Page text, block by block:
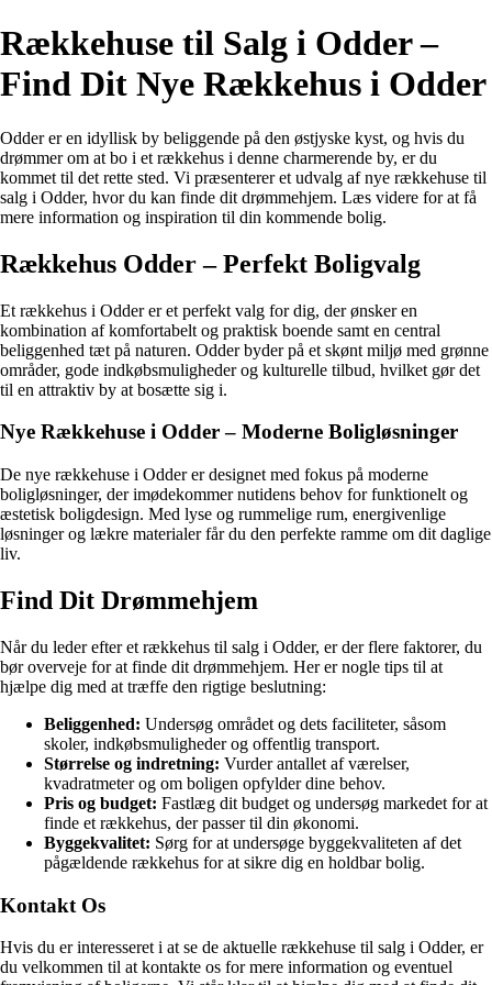
Rækkehuse til Salg i Odder –
Find Dit Nye Rækkehus i Odder
Odder er en idyllisk by beliggende på den østjyske kyst, og hvis du
drømmer om at bo i et rækkehus i denne charmerende by, er du
kommet til det rette sted. Vi præsenterer et udvalg af nye rækkehuse til
salg i Odder, hvor du kan finde dit drømmehjem. Læs videre for at få
mere information og inspiration til din kommende bolig.
Rækkehus Odder – Perfekt Boligvalg
Et rækkehus i Odder er et perfekt valg for dig, der ønsker en
kombination af komfortabelt og praktisk boende samt en central
beliggenhed tæt på naturen. Odder byder på et skønt miljø med grønne
områder, gode indkøbsmuligheder og kulturelle tilbud, hvilket gør det
til en attraktiv by at bosætte sig i.
Nye Rækkehuse i Odder – Moderne Boligløsninger
De nye rækkehuse i Odder er designet med fokus på moderne
boligløsninger, der imødekommer nutidens behov for funktionelt og
æstetisk boligdesign. Med lyse og rummelige rum, energivenlige
løsninger og lækre materialer får du den perfekte ramme om dit daglige
liv.
Find Dit Drømmehjem
Når du leder efter et rækkehus til salg i Odder, er der flere faktorer, du
bør overveje for at finde dit drømmehjem. Her er nogle tips til at
hjælpe dig med at træffe den rigtige beslutning:
Beliggenhed: Undersøg området og dets faciliteter, såsom
skoler, indkøbsmuligheder og offentlig transport.
Størrelse og indretning: Vurder antallet af værelser,
kvadratmeter og om boligen opfylder dine behov.
Pris og budget: Fastlæg dit budget og undersøg markedet for at
finde et rækkehus, der passer til din økonomi.
Byggekvalitet: Sørg for at undersøge byggekvaliteten af det
pågældende rækkehus for at sikre dig en holdbar bolig.
Kontakt Os
Hvis du er interesseret i at se de aktuelle rækkehuse til salg i Odder, er
du velkommen til at kontakte os for mere information og eventuel